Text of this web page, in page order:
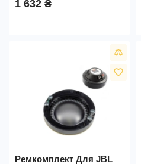
1 632 ₴
favorite_border
Ремкомплект Для JBL